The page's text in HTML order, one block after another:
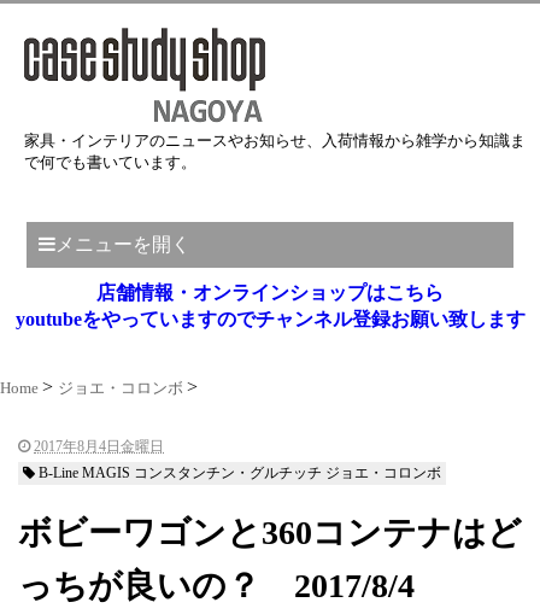
家具・インテリアのニュースやお知らせ、入荷情報から雑学から知識ま
で何でも書いています。
メニューを開く
店舗情報・オンラインショップはこちら
youtubeをやっていますのでチャンネル登録お願い致します
Home ジョエ・コロンボ
2017年8月4日金曜日
B-Line MAGIS コンスタンチン・グルチッチ ジョエ・コロンボ
ボビーワゴンと360コンテナはど
っちが良いの？ 2017/8/4